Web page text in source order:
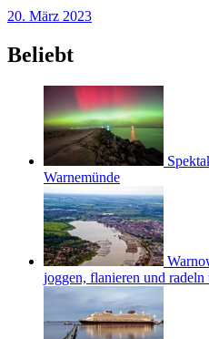
20. März 2023
Beliebt
Warnemünde
joggen, flanieren und